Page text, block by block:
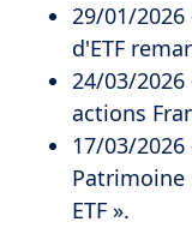
29/01/
d'ETF
24/03/
actions
17/03/
Patrimoine
ETF ».